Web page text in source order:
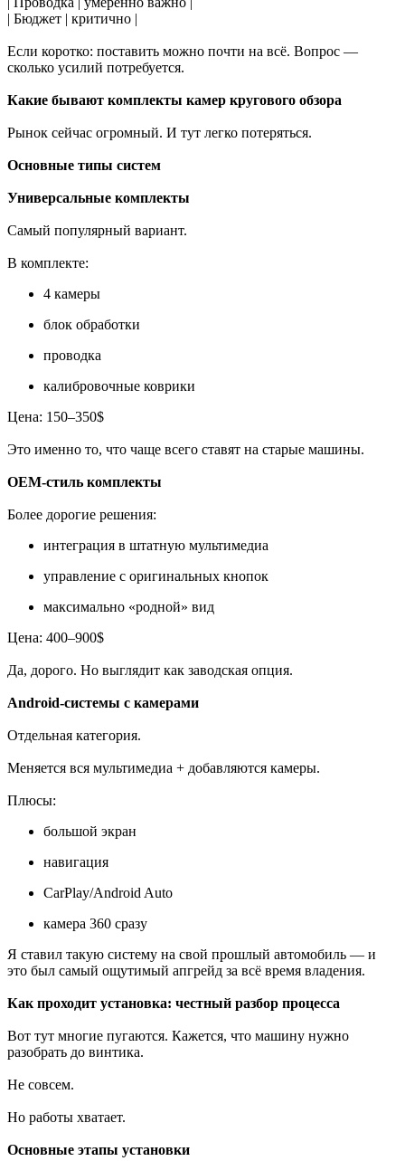
| Бюджет | критично |
Если коротко: поставить можно почти на всё. Вопрос —
сколько усилий потребуется.
Какие бывают комплекты камер кругового обзора
Рынок сейчас огромный. И тут легко потеряться.
Основные типы систем
Универсальные комплекты
Самый популярный вариант.
В комплекте:
4 камеры
блок обработки
проводка
калибровочные коврики
Цена: 150–350$
Это именно то, что чаще всего ставят на старые машины.
OEM-стиль комплекты
Более дорогие решения:
интеграция в штатную мультимедиа
управление с оригинальных кнопок
максимально «родной» вид
Цена: 400–900$
Да, дорого. Но выглядит как заводская опция.
Android-системы с камерами
Отдельная категория.
Меняется вся мультимедиа + добавляются камеры.
Плюсы:
большой экран
навигация
CarPlay/Android Auto
камера 360 сразу
Я ставил такую систему на свой прошлый автомобиль — и
это был самый ощутимый апгрейд за всё время владения.
Как проходит установка: честный разбор процесса
Вот тут многие пугаются. Кажется, что машину нужно
разобрать до винтика.
Не совсем.
Но работы хватает.
Основные этапы установки